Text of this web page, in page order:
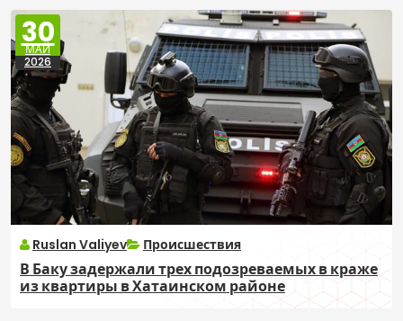
30
МАЙ
2026
Ruslan Valiyev Происшествия
В Баку задержали трех подозреваемых в краже
из квартиры в Хатаинском районе